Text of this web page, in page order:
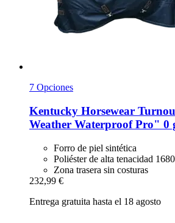
7 Opciones
Kentucky Horsewear
Weather Waterproof Pro" 0
Forro de piel sintética
Poliéster de alta tenacidad
Zona trasera sin costuras
232,99 €
Entrega gratuita hasta el 18 agosto